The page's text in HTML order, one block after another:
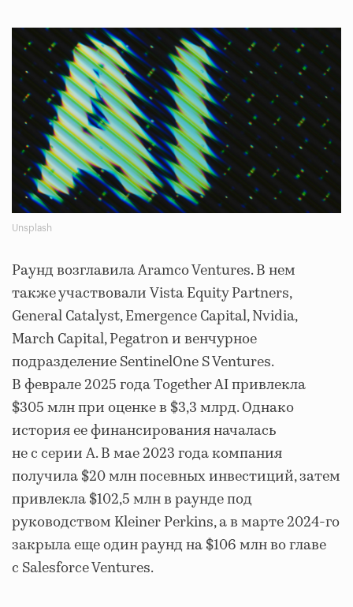
Unsplash
Раунд возглавила Aramco Ventures. В нем
также участвовали Vista Equity Partners,
General Catalyst, Emergence Capital, Nvidia,
March Capital, Pegatron и венчурное
подразделение SentinelOne S Ventures.
В феврале 2025 года Together AI привлекла
$305 млн при оценке в $3,3 млрд. Однако
история ее финансирования началась
не с серии A. В мае 2023 года компания
получила $20 млн посевных инвестиций, затем
привлекла $102,5 млн в раунде под
руководством Kleiner Perkins, а в марте 2024-го
закрыла еще один раунд на $106 млн во главе
с Salesforce Ventures.